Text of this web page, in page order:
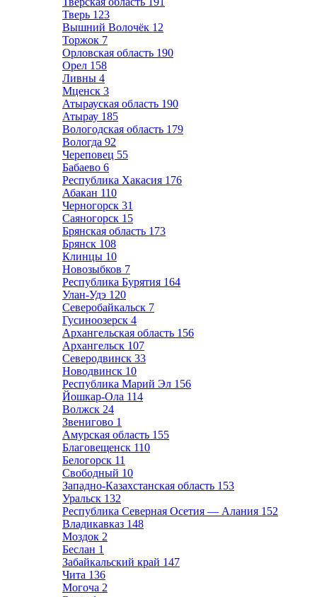
Тверь 123
Вышний Волочёк 12
Торжок 7
Орловская область 190
Орел 158
Ливны 4
Мценск 3
Атырауская область 190
Атырау 185
Вологодская область 179
Вологда 92
Череповец 55
Бабаево 6
Республика Хакасия 176
Абакан 110
Черногорск 31
Саяногорск 15
Брянская область 173
Брянск 108
Клинцы 10
Новозыбков 7
Республика Бурятия 164
Улан-Удэ 120
Северобайкальск 7
Гусиноозерск 4
Архангельская область 156
Архангельск 107
Северодвинск 33
Новодвинск 10
Республика Марий Эл 156
Йошкар-Ола 114
Волжск 24
Звенигово 1
Амурская область 155
Благовещенск 110
Белогорск 11
Свободный 10
Западно-Казахстанская область 153
Уральск 132
Республика Северная Осетия — Алания 152
Владикавказ 148
Моздок 2
Беслан 1
Забайкальский край 147
Чита 136
Могоча 2